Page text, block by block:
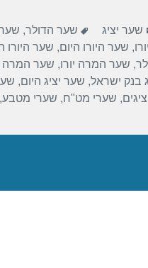
קטגוריות
שער יציג תגיות
שער הדולר,
, שער היורו היום, שער היורו
, שער המרה יורו, שער המרה
בנק ישראל, שער יציג היום,
, שערי מט"ח, שערי מטבע,